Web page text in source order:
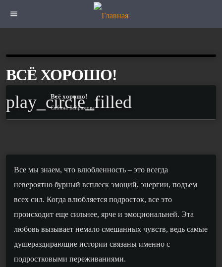
menu
ВСЁ ХОРОШО!
play_circle_filled
Всё хорошо!
Сабина Байрамова
Все мы знаем, что влюбленность – это всегда
невероятно бурный всплеск эмоций, энергии, подъем
всех сил. Когда влюбляется подросток, все это
происходит еще сильнее, ярче и эмоциональней. Эта
любовь вызывает немало смешанных чувств, ведь самые
душераздирающие истории связаны именно с
подростковыми переживаниями.